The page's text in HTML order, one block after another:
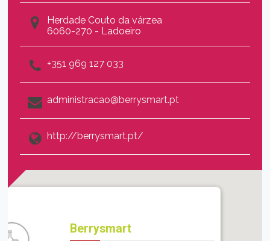
Herdade Couto da várzea
6060-270 - Ladoeiro
+351 969 127 033
administracao@berrysmart.pt
http://berrysmart.pt/
Berrysmart